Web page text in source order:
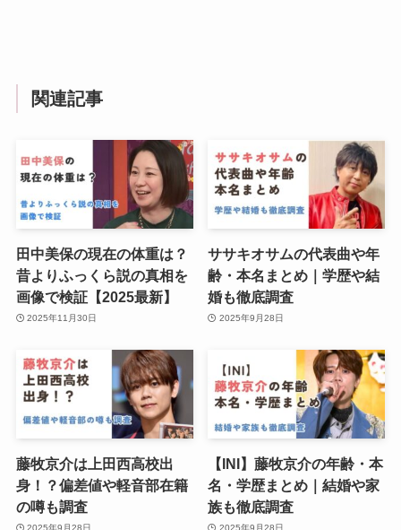
関連記事
田中美保の現在の体重は？
昔よりふっくら説の真相を
画像で検証【2025最新】
2025年11月30日
ササキオサムの代表曲や年
齢・本名まとめ｜学歴や結
婚も徹底調査
2025年9月28日
藤牧京介は上田西高校出
身！？偏差値や軽音部在籍
の噂も調査
2025年9月28日
【INI】藤牧京介の年齢・本
名・学歴まとめ｜結婚や家
族も徹底調査
2025年9月28日